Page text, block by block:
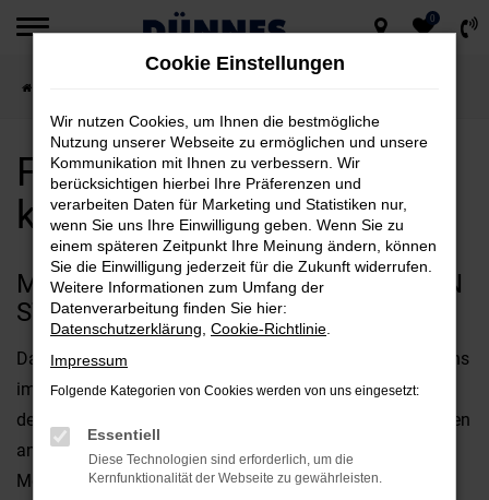
Zum
springen
0
Ford Edge für Straubing
kaufen
MIT DEM FORD EDGE UNTERWEGS IN
STRAUBING
Das perfekte Fahrzeug für Straubing? Diese Frage wird uns
immer wieder gestellt und offen gestanden, kommt es bei
der Beantwortung stark auf Ihre individuellen Vorstellungen
an. Fest steht jedoch, dass der Ford Edge bestens für Ihre
Mobilität in Straubing geeignet ist und gleich in mehrerlei
Cookie Einstellungen
Wir nutzen Cookies, um Ihnen die bestmögliche
Nutzung unserer Webseite zu ermöglichen und unsere
Kommunikation mit Ihnen zu verbessern. Wir
berücksichtigen hierbei Ihre Präferenzen und
verarbeiten Daten für Marketing und Statistiken nur,
wenn Sie uns Ihre Einwilligung geben. Wenn Sie zu
einem späteren Zeitpunkt Ihre Meinung ändern, können
Sie die Einwilligung jederzeit für die Zukunft widerrufen.
Weitere Informationen zum Umfang der
Datenverarbeitung finden Sie hier:
Datenschutzerklärung Cookie-Richtlinie
Impressum
Folgende Kategorien von Cookies werden von uns eingesetzt:
Essentiell
Diese Technologien sind erforderlich, um die
Kernfunktionalität der Webseite zu gewährleisten.